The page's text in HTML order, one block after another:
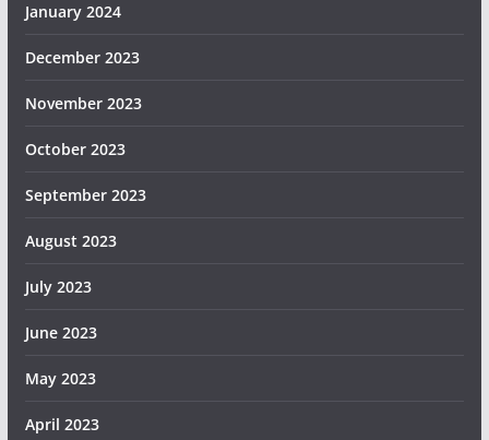
January 2024
December 2023
November 2023
October 2023
September 2023
August 2023
July 2023
June 2023
May 2023
April 2023